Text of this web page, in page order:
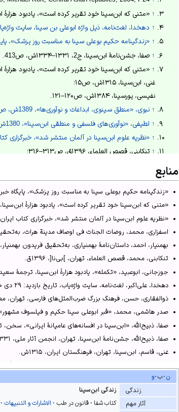
↑ «متنی که ابن‌سینا خود تقریر کرده است»، یادبود هزارهٔ ابن‌سینا،
↑ دهخدا، لغت‌نامه، ذیل واژه ابوعلی بن سینا، سایت
↑ «زندگینامه حکیم بوعلی سینا به مناسبت روز پزشک»،
↑ صفا، جشن‌نامهٔ ابن‌سینا، ج2، ۱۳۳۱–۱۳۳۴ش، ص413.
↑ «متنی که ابن‌سینا خود تقریر کرده است»، یادبود هزارهٔ ابن‌سینا،
غنی، ابن‌سینا، ۱۳۱۵ش، ص۱۵؛
نفیسی، پورسینا، ۱۳۸۴ش، ص۱۲۰–۱۲۱.
↑ نبوی، «منطق سینوی، ابداعات و نوآوری‌ها»، 1389ش، ص5-24.
↑ لطیفی، «نوآوری‌های فلسفی و منطقی ابن‌سینا»، 1380ش.
↑ «نظریه علوم ابن‌سینا در آلمان منتشر شد»، خبرگزاری
↑ تنکابنی، قصص العلماء، ۱۳۹۶ق، ص۳۱۳–۳۱۶؛
فزونی استرابادی، بحیرة، ۱۳۲۸ق، ص۳۰۶–۳۰۸؛
نفیسی، پورسینا، ۱۳۸۴ش، ص۲۳۴–۲۴۹.
↑ صفا، جشن‌نامهٔ ابن‌سینا، ج2، ۱۳۳۱–۱۳۳۴ش، ص414.
↑ صفا، «ابن‌سینا در افسانه‌های عامیانهٔ ایرانی»، ۱۳۳۲ش، ص۶۰۱.
↑ صفا، «ابن‌سینا در افسانه‌های عامیانهٔ ایرانی»، ۱۳۳۲ش، ص۶۰3.
↑ اسفزاری، روضات الجنات فی اوصاف مدینة هرات، ج1، ۱۳۳۸ش، ص294-299.
↑ مولوی، مثنوی معنوی، ۱۳۷۱ش، ص۶–۱۰.
↑ هبله‌رودی، مجمع الامثال، ۱۳۴۴ش، ص۸۱؛
بهمنیار، داستان‌نامهٔ بهمنیاری، ۱۳۶۱ش، ص۳۰۲.
↑ ذوالفقاری، فرهنگ بزرگ ضرب‌المثل‌های فارسی، ج1، ۱۳۸۸ش، ص358.
↑ ذوالفقاری، فرهنگ بزرگ ضرب‌المثل‌های فارسی، ج2، ۱۳۸۸ش، ص1816.
↑ جوزجانی، «تکمله»، یادبود هزارهٔ ابن‌سینا، ۱۳۳۱ش، ص۸–۱۵.
↑ صدرهاشمی، «قبر ابوعلی سینا حکیم و فیلسوف مشهور»، ۱۳۳۰ش،
منابع
«زندگینامه حکیم بوعلی سینا به مناسبت روز پزشک»، پایگاه خبری
«متنی که ابن‌سینا خود تقریر کرده است»، یادبود هزارۀ
«نظریه علوم ابن‌سینا در آلمان منتشر شد»، خبرگزاری کتاب ایران، تاریخ
اسفزاری، محمد، روضات الجنات فی اوصاف مدینة هرات، به‌تحقیق
بهمنیار، احمد، داستان‌نامهٔ بهمنیاری، به‌تحقیق فریدون بهمنیار،
تنکابنی، محمد، قصص العلماء، تهران، ]بی‌نا[، ۱۳۹۶ق.
جوزجانی، ابوعبید، «تکمله»، یادبود هزارۀ ابن‌سینا، ترجمۀ سعید
دهخدا، علی‌اکبر، لغت‌نامه، سایت واژه‌یاب، تاریخ بازدید: ۲۹ دی ۱۴۰۰ش.
ذوالفقاری، حسن، فرهنگ بزرگ ضرب‌المثل‌های فارسی، تهران، معین،
صدر هاشمی، محمد، «قبر ابوعلی سینا حکیم و فیلسوف مشهور»،
صفا، ذبیح‌الله، «ابن‌سینا در افسانه‌های عامیانۀ ایرانی»، سخن، تهران، س۴،
صفا، ذبیح‌الله، جشن‌نامۀ ابن‌سینا، تهران، انجمن آثار ملی، ۱۳۳۱-۱۳۳۴ش.
غنی، قاسم، ابن‌سینا، تهران، فرهنگستان ایران، ۱۳۱۵ش.
لطیفی، حسین، «نوآوری‌های فلسفی و منطقی ابن‌سینا»، مجله حوزه، شماره
محمد بن منور، اسرار التوحید، به‌تحقیق محمدرضا شفیعی کدکنی،
مستوفی، حمدالله، تاریخ گزیده، به‌تحقیق ادوارد براون، لندن، ۱۳۲۸ش.
ن ب و
زندگی
زندگی ابن‌سینا
آثار مهم
کتاب شفا قانون در طب الاشارات و التنبیهات